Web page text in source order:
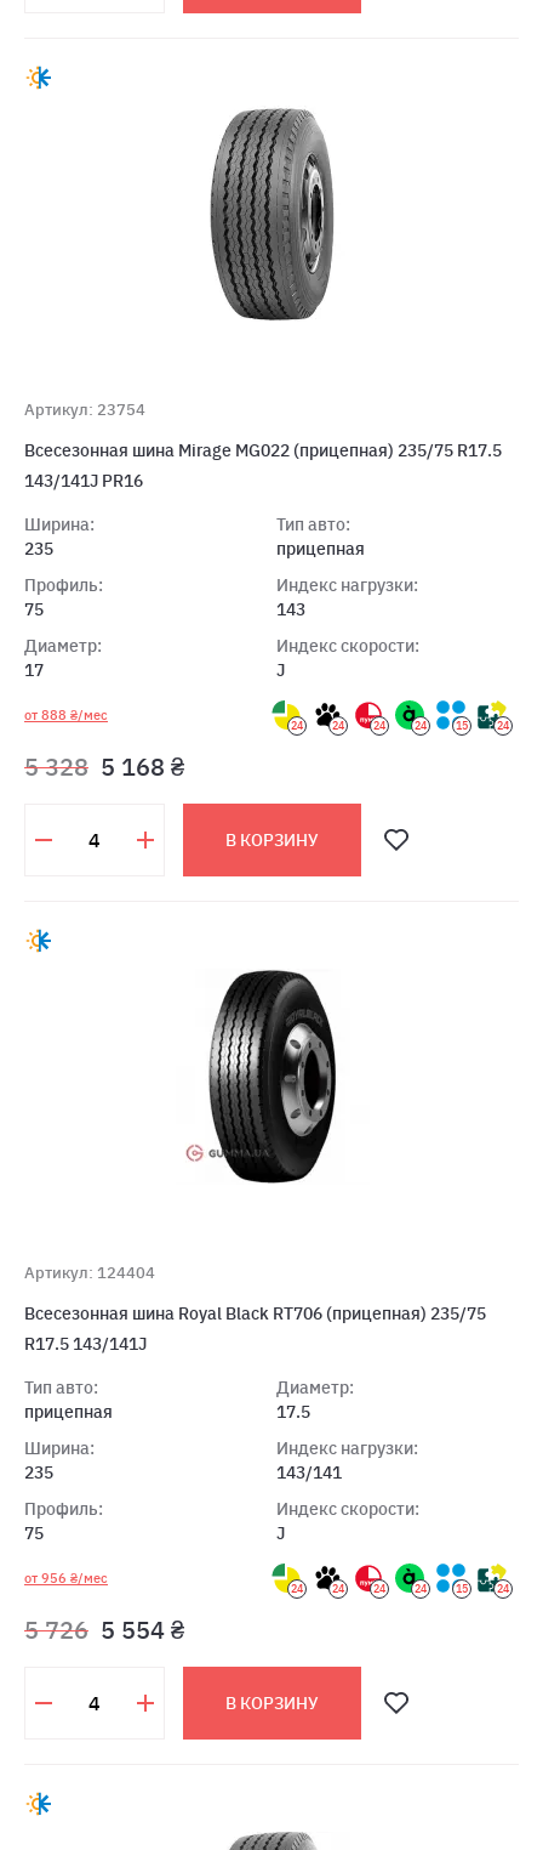
Артикул: 23754
Всесезонная шина Mirage MG022 (прицепная) 235/75 R17.5
143/141J PR16
Ширина:
235
Профиль:
75
Диаметр:
17
Тип авто:
прицепная
Индекс нагрузки:
143
Индекс скорости:
J
от 888 ₴/мес
24 24 24 24 15 24
5 328 5 168 ₴
В КОРЗИНУ
Артикул: 124404
Всесезонная шина Royal Black RT706 (прицепная) 235/75
R17.5 143/141J
Тип авто:
прицепная
Ширина:
235
Профиль:
75
Диаметр:
17.5
Индекс нагрузки:
143/141
Индекс скорости:
J
от 956 ₴/мес
24 24 24 24 15 24
5 726 5 554 ₴
В КОРЗИНУ